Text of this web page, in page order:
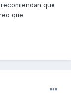
que
que